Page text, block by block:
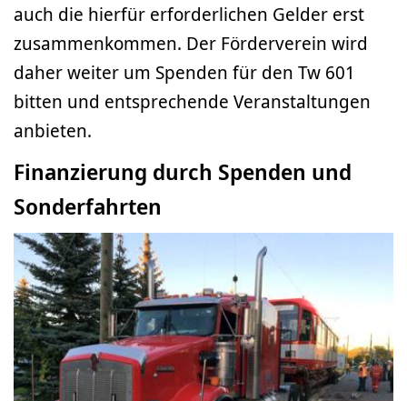
auch die hierfür erforderlichen Gelder erst
zusammenkommen. Der Förderverein wird
daher weiter um Spenden für den Tw 601
bitten und entsprechende Veranstaltungen
anbieten.
Finanzierung durch Spenden und
Sonderfahrten